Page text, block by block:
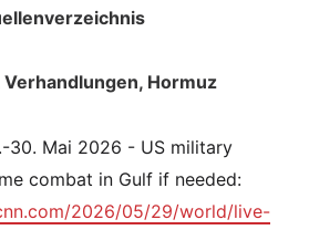
Verhandlungen, Hormuz
30. Mai 2026 - US military
combat in Gulf if needed:
2026/05/29/world/live-